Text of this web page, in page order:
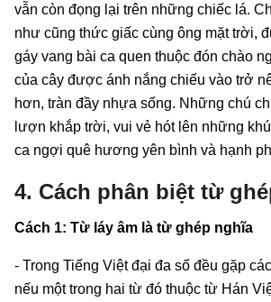
vẫn còn đọng lại trên những chiếc lá.
như cũng thức giấc cùng ông mặt trời,
gáy vang bài ca quen thuộc đón chào
của cây được ánh nắng chiếu vào trở
hơn, tràn đầy nhựa sống. Những chú
lượn khắp trời, vui vẻ hót lên những
ca ngợi quê hương yên bình và hạnh
4. Cách phân biệt từ
Cách 1: Từ láy âm là từ ghép nghĩa
- Trong Tiếng Việt đại đa số đều gặp
nếu một trong hai từ đó thuộc từ Hán